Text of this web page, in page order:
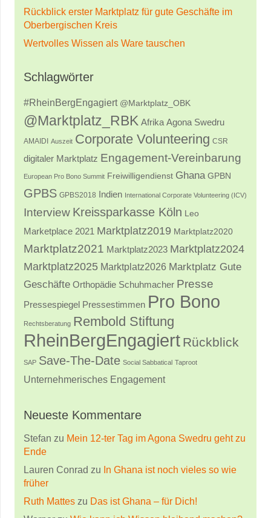
Rückblick erster Marktplatz für gute Geschäfte im
Oberbergischen Kreis
Wertvolles Wissen als Ware tauschen
Schlagwörter
#RheinBergEngagiert @Marktplatz_OBK
@Marktplatz_RBK Afrika Agona Swedru
AMAIDI Auszeit Corporate Volunteering CSR
digitaler Marktplatz Engagement-Vereinbarung
European Pro Bono Summit Freiwilligendienst Ghana GPBN
GPBS GPBS2018 Indien International Corporate Volunteering (ICV)
Interview Kreissparkasse Köln Leo
Marketplace 2021 Marktplatz2019 Marktplatz2020
Marktplatz2021 Marktplatz2023 Marktplatz2024
Marktplatz2025 Marktplatz2026 Marktplatz Gute
Geschäfte Orthopädie Schuhmacher Presse
Pressespiegel Pressestimmen Pro Bono
Rechtsberatung Rembold Stiftung
RheinBergEngagiert Rückblick
SAP Save-The-Date Social Sabbatical Taproot
Unternehmerisches Engagement
Neueste Kommentare
Stefan zu Mein 12-ter Tag im Agona Swedru geht zu
Ende
Lauren Conrad zu In Ghana ist noch vieles so wie
früher
Ruth Mattes zu Das ist Ghana – für Dich!